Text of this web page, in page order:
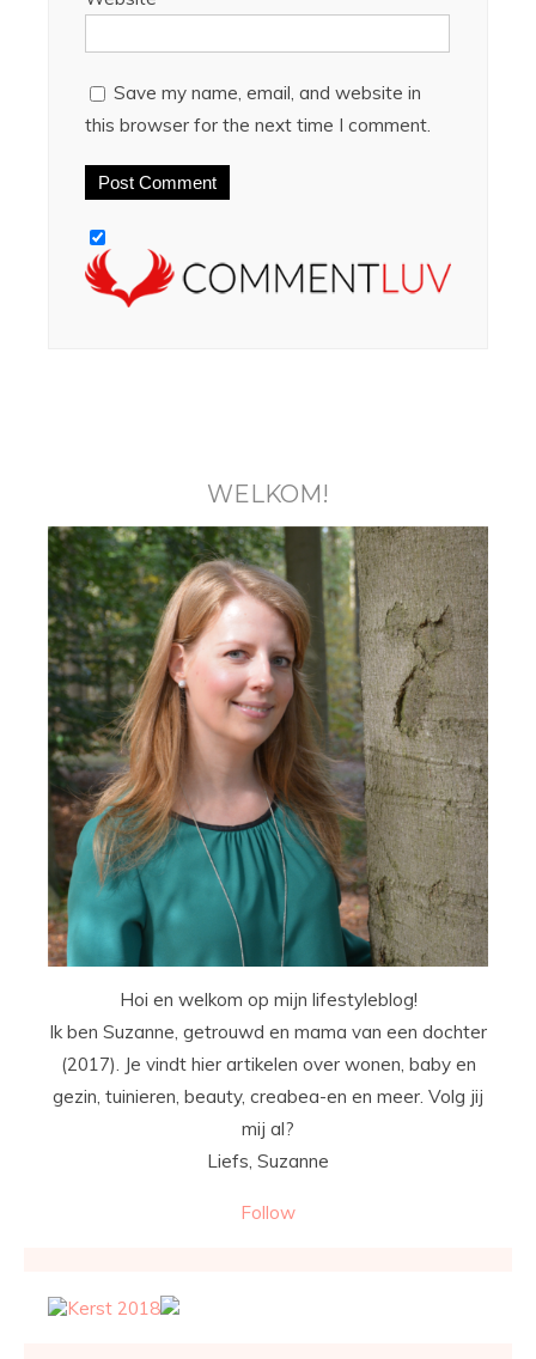
Save my name, email, and website in
this browser for the next time I comment.
WELKOM!
Hoi en welkom op mijn lifestyleblog!
Ik ben Suzanne, getrouwd en mama van een dochter
(2017). Je vindt hier artikelen over wonen, baby en
gezin, tuinieren, beauty, creabea-en en meer. Volg jij
mij al?
Liefs, Suzanne
Follow